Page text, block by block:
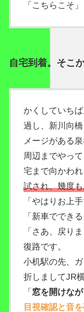
「こちらこそ」
自宅到着。そこ
かくしていち
過し、新川向
メージがある
周辺までやっ
宅まで向かわ
試され、幾度
「やはりお上
「新車ででき
「さあ、戻り
復路です。
小机駅の先、
折しましてJR
「 窓を開けな
目視確認と音